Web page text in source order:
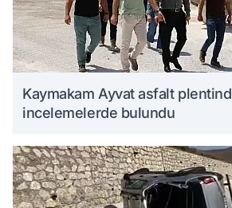
Kaymakam Ayvat asfalt
incelemelerde bulundu